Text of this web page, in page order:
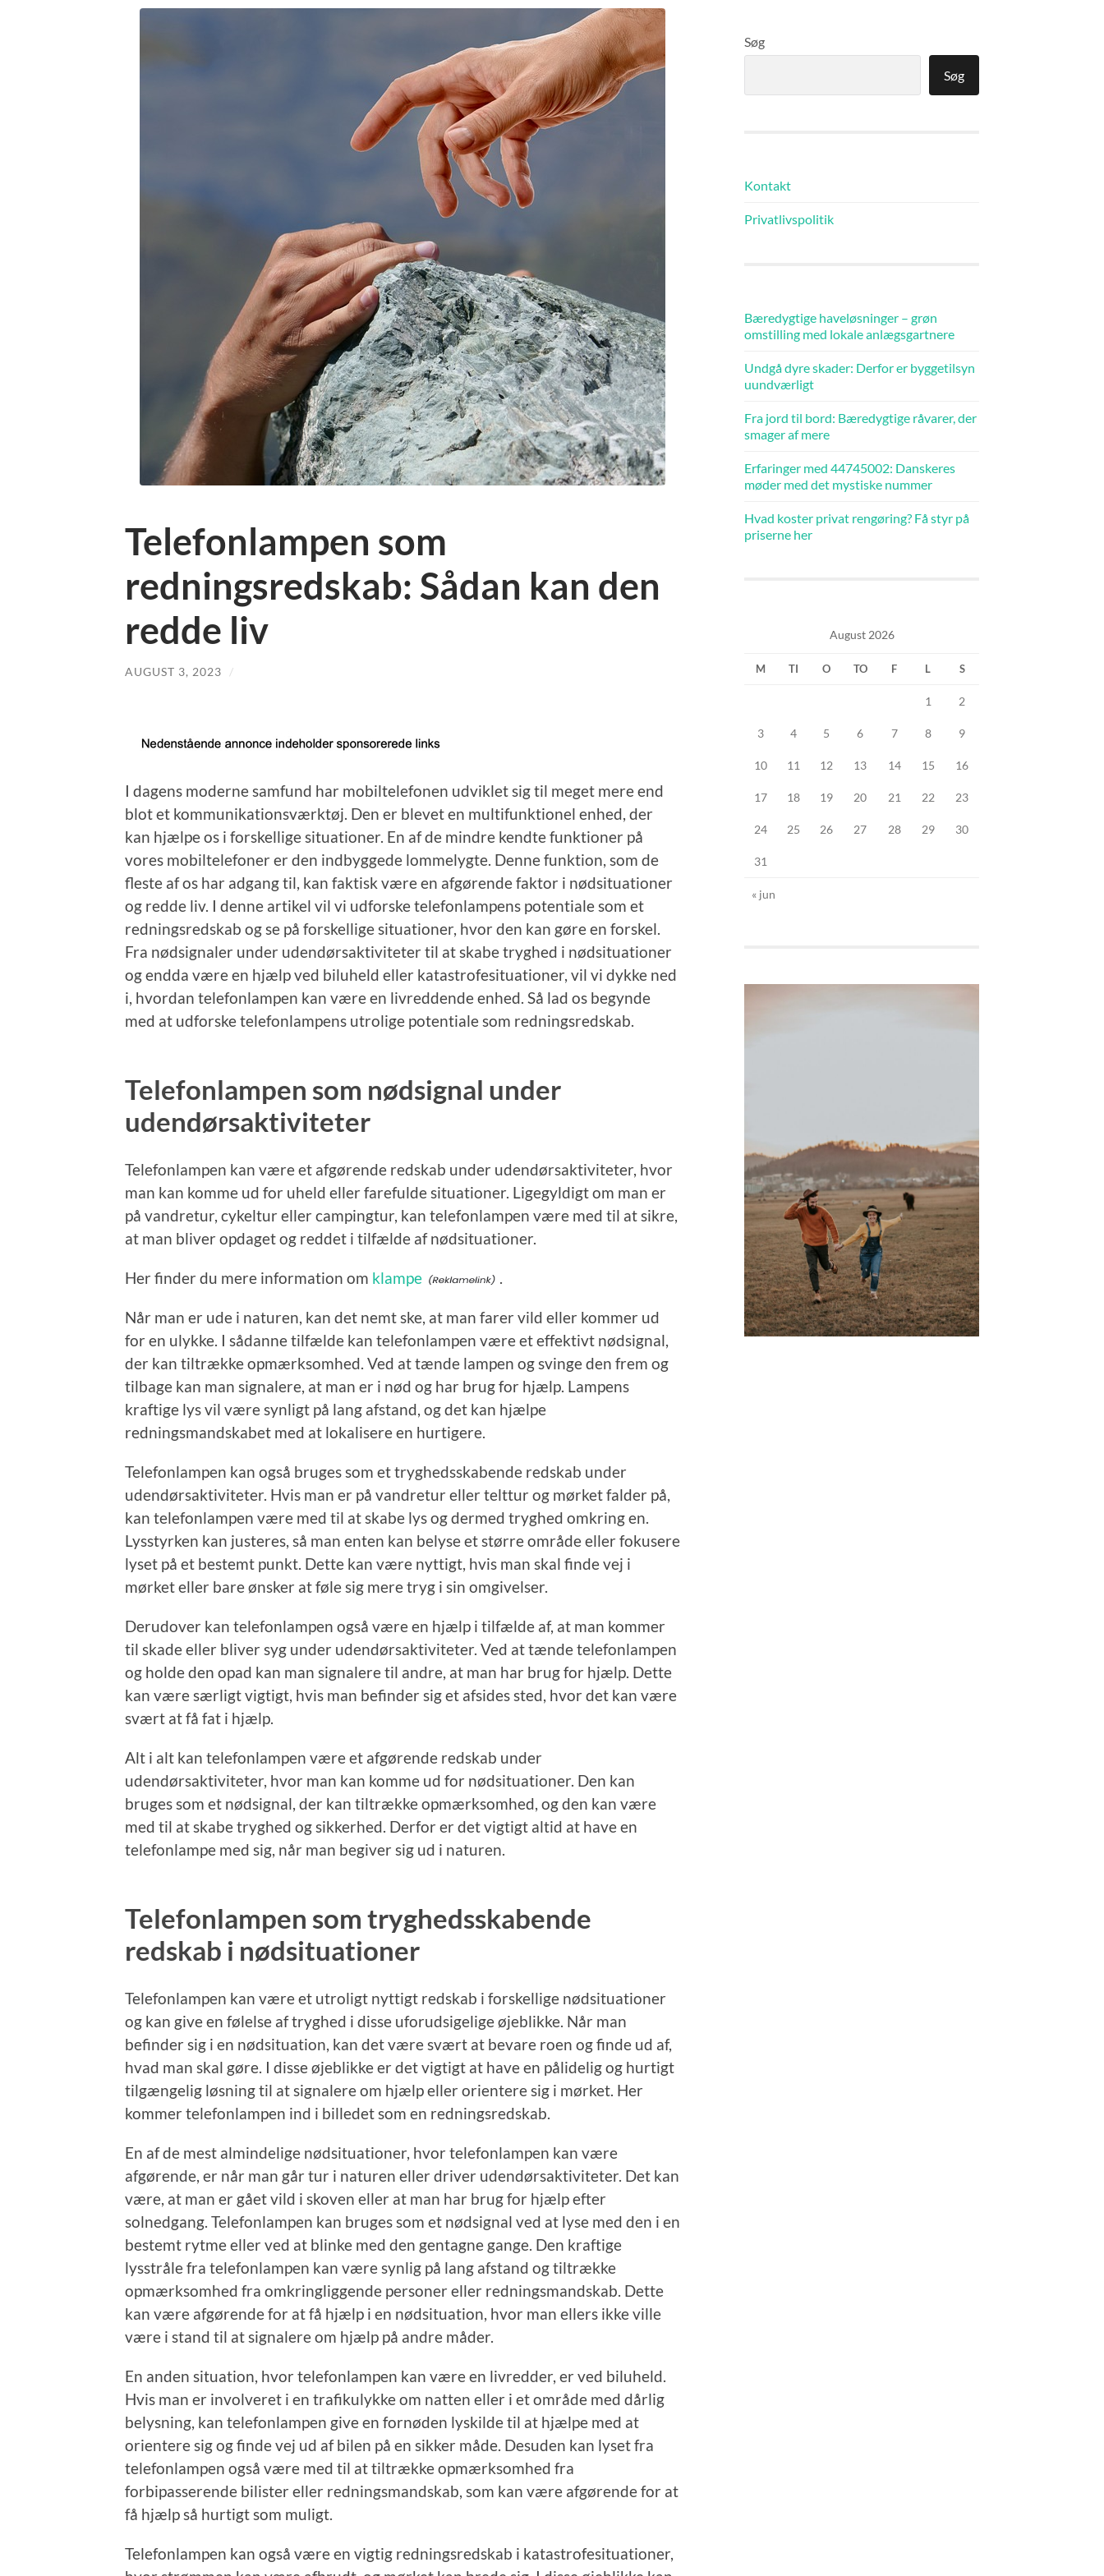
Telefonlampen som
redningsredskab: Sådan kan den
redde liv
AUGUST 3, 2023 /
I dagens moderne samfund har mobiltelefonen udviklet sig til meget mere end
blot et kommunikationsværktøj. Den er blevet en multifunktionel enhed, der
kan hjælpe os i forskellige situationer. En af de mindre kendte funktioner på
vores mobiltelefoner er den indbyggede lommelygte. Denne funktion, som de
fleste af os har adgang til, kan faktisk være en afgørende faktor i nødsituationer
og redde liv. I denne artikel vil vi udforske telefonlampens potentiale som et
redningsredskab og se på forskellige situationer, hvor den kan gøre en forskel.
Fra nødsignaler under udendørsaktiviteter til at skabe tryghed i nødsituationer
og endda være en hjælp ved biluheld eller katastrofesituationer, vil vi dykke ned
i, hvordan telefonlampen kan være en livreddende enhed. Så lad os begynde
med at udforske telefonlampens utrolige potentiale som redningsredskab.
Telefonlampen som nødsignal under
udendørsaktiviteter
Telefonlampen kan være et afgørende redskab under udendørsaktiviteter, hvor
man kan komme ud for uheld eller farefulde situationer. Ligegyldigt om man er
på vandretur, cykeltur eller campingtur, kan telefonlampen være med til at sikre,
at man bliver opdaget og reddet i tilfælde af nødsituationer.
Her finder du mere information om klampe .
Når man er ude i naturen, kan det nemt ske, at man farer vild eller kommer ud
for en ulykke. I sådanne tilfælde kan telefonlampen være et effektivt nødsignal,
der kan tiltrække opmærksomhed. Ved at tænde lampen og svinge den frem og
tilbage kan man signalere, at man er i nød og har brug for hjælp. Lampens
kraftige lys vil være synligt på lang afstand, og det kan hjælpe
redningsmandskabet med at lokalisere en hurtigere.
Telefonlampen kan også bruges som et tryghedsskabende redskab under
udendørsaktiviteter. Hvis man er på vandretur eller telttur og mørket falder på,
kan telefonlampen være med til at skabe lys og dermed tryghed omkring en.
Lysstyrken kan justeres, så man enten kan belyse et større område eller fokusere
lyset på et bestemt punkt. Dette kan være nyttigt, hvis man skal finde vej i
mørket eller bare ønsker at føle sig mere tryg i sin omgivelser.
Derudover kan telefonlampen også være en hjælp i tilfælde af, at man kommer
til skade eller bliver syg under udendørsaktiviteter. Ved at tænde telefonlampen
og holde den opad kan man signalere til andre, at man har brug for hjælp. Dette
kan være særligt vigtigt, hvis man befinder sig et afsides sted, hvor det kan være
svært at få fat i hjælp.
Alt i alt kan telefonlampen være et afgørende redskab under
udendørsaktiviteter, hvor man kan komme ud for nødsituationer. Den kan
bruges som et nødsignal, der kan tiltrække opmærksomhed, og den kan være
med til at skabe tryghed og sikkerhed. Derfor er det vigtigt altid at have en
telefonlampe med sig, når man begiver sig ud i naturen.
Telefonlampen som tryghedsskabende
redskab i nødsituationer
Telefonlampen kan være et utroligt nyttigt redskab i forskellige nødsituationer
og kan give en følelse af tryghed i disse uforudsigelige øjeblikke. Når man
befinder sig i en nødsituation, kan det være svært at bevare roen og finde ud af,
hvad man skal gøre. I disse øjeblikke er det vigtigt at have en pålidelig og hurtigt
tilgængelig løsning til at signalere om hjælp eller orientere sig i mørket. Her
kommer telefonlampen ind i billedet som en redningsredskab.
En af de mest almindelige nødsituationer, hvor telefonlampen kan være
afgørende, er når man går tur i naturen eller driver udendørsaktiviteter. Det kan
være, at man er gået vild i skoven eller at man har brug for hjælp efter
solnedgang. Telefonlampen kan bruges som et nødsignal ved at lyse med den i en
bestemt rytme eller ved at blinke med den gentagne gange. Den kraftige
lysstråle fra telefonlampen kan være synlig på lang afstand og tiltrække
opmærksomhed fra omkringliggende personer eller redningsmandskab. Dette
kan være afgørende for at få hjælp i en nødsituation, hvor man ellers ikke ville
være i stand til at signalere om hjælp på andre måder.
En anden situation, hvor telefonlampen kan være en livredder, er ved biluheld.
Hvis man er involveret i en trafikulykke om natten eller i et område med dårlig
belysning, kan telefonlampen give en fornøden lyskilde til at hjælpe med at
orientere sig og finde vej ud af bilen på en sikker måde. Desuden kan lyset fra
telefonlampen også være med til at tiltrække opmærksomhed fra
forbipasserende bilister eller redningsmandskab, som kan være afgørende for at
få hjælp så hurtigt som muligt.
Telefonlampen kan også være en vigtig redningsredskab i katastrofesituationer,
Søg
Søg
Kontakt
Privatlivspolitik
Bæredygtige haveløsninger – grøn
omstilling med lokale anlægsgartnere
Undgå dyre skader: Derfor er byggetilsyn
uundværligt
Fra jord til bord: Bæredygtige råvarer, der
smager af mere
Erfaringer med 44745002: Danskeres
møder med det mystiske nummer
Hvad koster privat rengøring? Få styr på
priserne her
August 2026
M TI O TO F L S
1 2
3 4 5 6 7 8 9
10 11 12 13 14 15 16
17 18 19 20 21 22 23
24 25 26 27 28 29 30
31
« jun